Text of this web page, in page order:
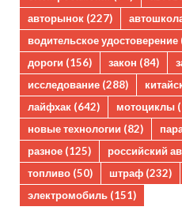
авторынок (227)
водительское удостоверение
дороги (156) закон (84)
исследование (288)
лайфхак (642) мотоциклы
новые технологии (82)
разное (125) российский
топливо (50) штраф (232)
электромобиль (151)